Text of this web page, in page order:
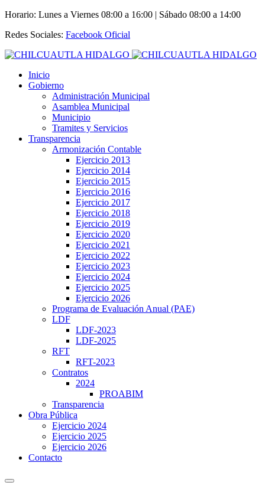
Horario: Lunes a Viernes 08:00 a 16:00 | Sábado 08:00 a 14:00
Redes Sociales: Facebook Oficial
Inicio
Gobierno
Administración Municipal
Asamblea Municipal
Municipio
Tramites y Servicios
Transparencia
Armonización Contable
Ejercicio 2013
Ejercicio 2014
Ejercicio 2015
Ejercicio 2016
Ejercicio 2017
Ejercicio 2018
Ejercicio 2019
Ejercicio 2020
Ejercicio 2021
Ejercicio 2022
Ejercicio 2023
Ejercicio 2024
Ejercicio 2025
Ejercicio 2026
Programa de Evaluación Anual (PAE)
LDF
LDF-2023
LDF-2025
RFT
RFT-2023
Contratos
2024
PROABIM
Transparencia
Obra Pública
Ejercicio 2024
Ejercicio 2025
Ejercicio 2026
Contacto